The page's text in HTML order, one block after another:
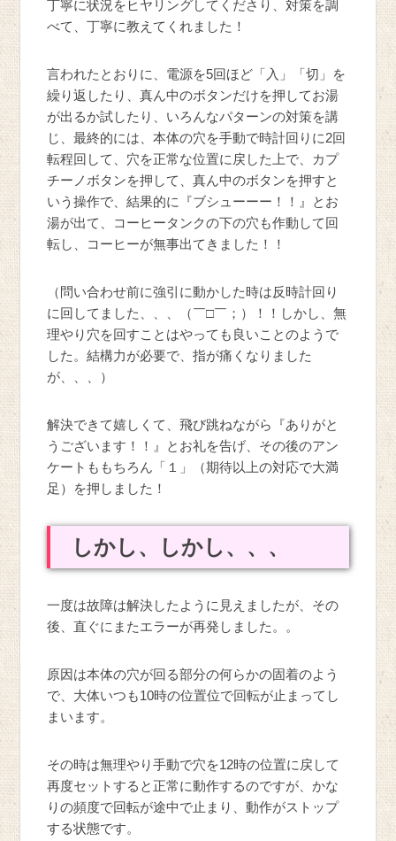
丁寧に状況をヒヤリングしてくださり、対策を調
べて、丁寧に教えてくれました！
言われたとおりに、電源を5回ほど「入」「切」を
繰り返したり、真ん中のボタンだけを押してお湯
が出るか試したり、いろんなパターンの対策を講
じ、最終的には、本体の穴を手動で時計回りに2回
転程回して、穴を正常な位置に戻した上で、カプ
チーノボタンを押して、真ん中のボタンを押すと
いう操作で、結果的に『ブシューーー！！』とお
湯が出て、コーヒータンクの下の穴も作動して回
転し、コーヒーが無事出てきました！！
（問い合わせ前に強引に動かした時は反時計回り
に回してました、、、（￣□￣；）！！しかし、無
理やり穴を回すことはやっても良いことのようで
した。結構力が必要で、指が痛くなりました
が、、、）
解決できて嬉しくて、飛び跳ねながら『ありがと
うございます！！』とお礼を告げ、その後のアン
ケートももちろん「１」（期待以上の対応で大満
足）を押しました！
しかし、しかし、、、
一度は故障は解決したように見えましたが、その
後、直ぐにまたエラーが再発しました。。
原因は本体の穴が回る部分の何らかの固着のよう
で、大体いつも10時の位置位で回転が止まってし
まいます。
その時は無理やり手動で穴を12時の位置に戻して
再度セットすると正常に動作するのですが、かな
りの頻度で回転が途中で止まり、動作がストップ
する状態です。